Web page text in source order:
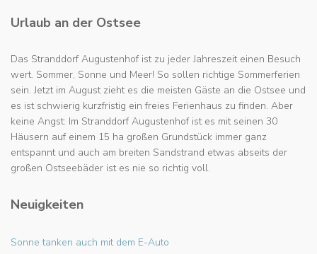
Urlaub an der Ostsee
Das Stranddorf Augustenhof ist zu jeder Jahreszeit einen Besuch
wert. Sommer, Sonne und Meer! So sollen richtige Sommerferien
sein. Jetzt im August zieht es die meisten Gäste an die Ostsee und
es ist schwierig kurzfristig ein freies Ferienhaus zu finden. Aber
keine Angst: Im Stranddorf Augustenhof ist es mit seinen 30
Häusern auf einem 15 ha großen Grundstück immer ganz
entspannt und auch am breiten Sandstrand etwas abseits der
großen Ostseebäder ist es nie so richtig voll.
Neuigkeiten
Sonne tanken auch mit dem E-Auto